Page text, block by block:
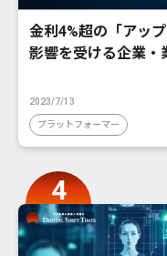
金利4%超の「アッ
影響を受ける企業・
2023/7/13
プラットフォーマー